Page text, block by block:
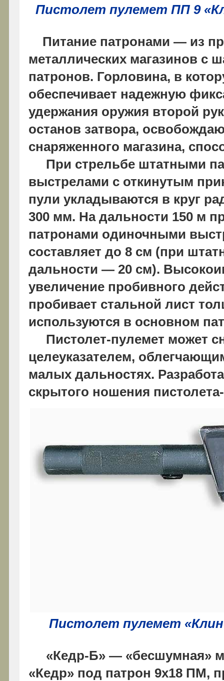
Пистолет пулемет ПП 9
Питание патронами — из
металлических магазинов с
патронов. Горловина, в
обеспечивает надежную
удержания оружия второй
останов затвора,
снаряженного магазина,
При стрельбе штатными
выстрелами с откинутым
пули укладываются в круг
300 мм. На дальности 150 м
патронами одиночными
составляет до 8 см (при
дальности — 20 см).
увеличение пробивного
пробивает стальной лист
используются в основном
Пистолет-пулемет может
целеуказателем,
малых дальностях.
скрытого ношения
Пистолет пулемет
«Кедр-Б» — «бесшумная»
«Кедр» под патрон 9x18 ПМ,